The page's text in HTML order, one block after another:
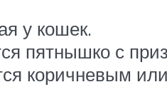
у кошек.
пятнышко с
коричневым